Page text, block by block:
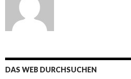
DAS WEB DURCHSUCHEN